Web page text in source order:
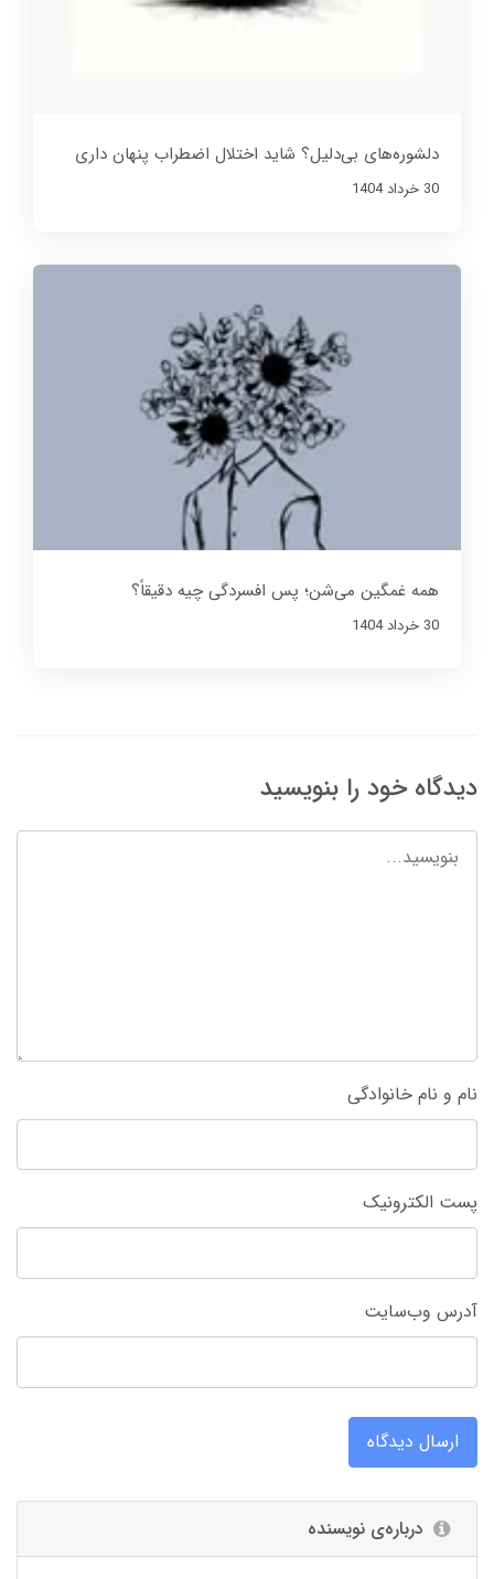
دلشوره‌های بی‌دلیل؟ شاید اختلال اضطراب پنهان داری
30 خرداد 1404
همه غمگین می‌شن؛ پس افسردگی چیه دقیقاً؟
30 خرداد 1404
دیدگاه خود را بنویسید
نام و نام خانوادگی
پست الکترونیک
آدرس وب‌سایت
ارسال دیدگاه
درباره‌ی نویسنده